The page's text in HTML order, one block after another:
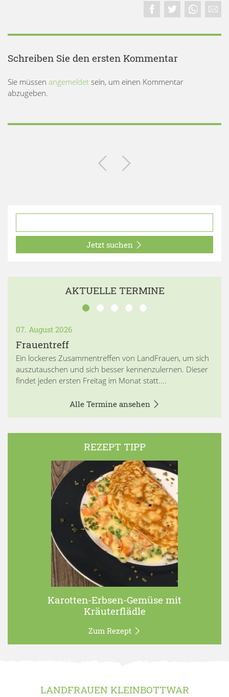
Schreiben Sie den ersten Kommentar
Sie müssen angemeldet sein, um einen Kommentar
abzugeben.
Jetzt suchen
AKTUELLE TERMINE
07. August 2026
Frauentreff
Ein lockeres Zusammentreffen von LandFrauen, um sich
auszutauschen und sich besser kennenzulernen. Dieser
findet jeden ersten Freitag im Monat statt....
Alle Termine ansehen
REZEPT TIPP
Karotten-Erbsen-Gemüse mit
Kräuterflädle
Zum Rezept
LANDFRAUEN KLEINBOTTWAR